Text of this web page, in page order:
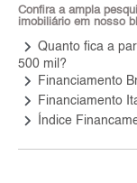
Confira a ampla
imobiliário em nosso
keyboard_arrow_right Quanto fica a
500 mil?
keyboard_arrow_right Financiamento
keyboard_arrow_right Financiamento
keyboard_arrow_right Índice